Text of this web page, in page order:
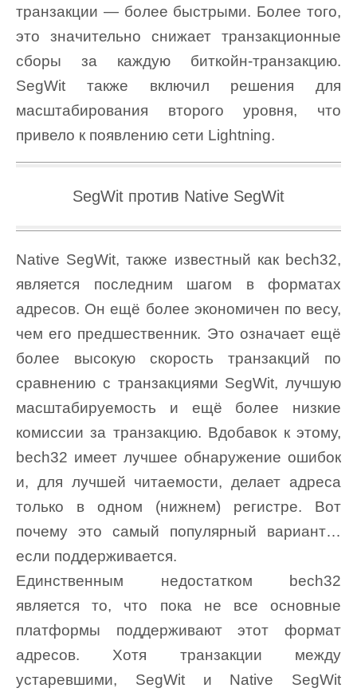
транзакции — более быстрыми. Более того,
это значительно снижает транзакционные
сборы за каждую биткойн-транзакцию.
SegWit также включил решения для
масштабирования второго уровня, что
привело к появлению сети Lightning.
SegWit против Native SegWit
Native SegWit, также известный как bech32,
является последним шагом в форматах
адресов. Он ещё более экономичен по весу,
чем его предшественник. Это означает ещё
более высокую скорость транзакций по
сравнению с транзакциями SegWit, лучшую
масштабируемость и ещё более низкие
комиссии за транзакцию. Вдобавок к этому,
bech32 имеет лучшее обнаружение ошибок
и, для лучшей читаемости, делает адреса
только в одном (нижнем) регистре. Вот
почему это самый популярный вариант…
если поддерживается.
Единственным недостатком bech32
является то, что пока не все основные
платформы поддерживают этот формат
адресов. Хотя транзакции между
устаревшими, SegWit и Native SegWit